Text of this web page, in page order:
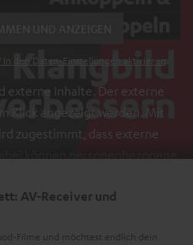
den Daten‑Einstellungen aktivieren
externe Inhalte. Der externe
Klick angezeigt werden. Mit
zugestimmt, dass externe
können personenbezogene
unter I zu
AV-Receiver und
Filme und möchtest endlich dein